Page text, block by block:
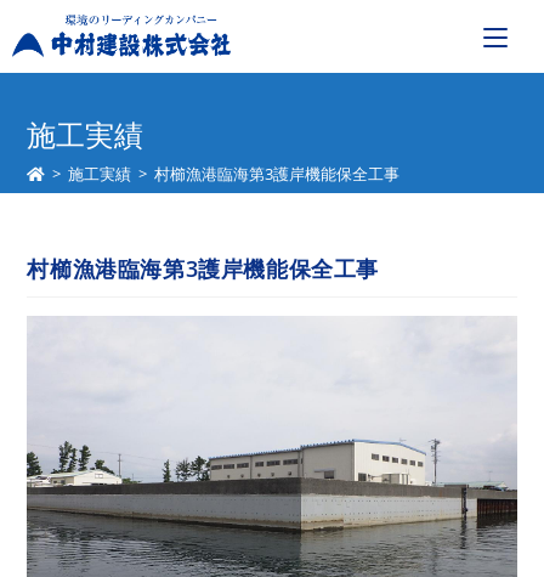
施工実績
> 施工実績 > 村櫛漁港臨海第3護岸機能保全工事
村櫛漁港臨海第3護岸機能保全工事